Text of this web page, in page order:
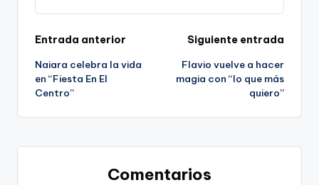
Navegación
de
entradas
Entrada anterior
Naiara celebra la vida
en “Fiesta En El
Centro”
Siguiente entrada
Flavio vuelve a hacer
magia con “lo que más
quiero”
Comentarios